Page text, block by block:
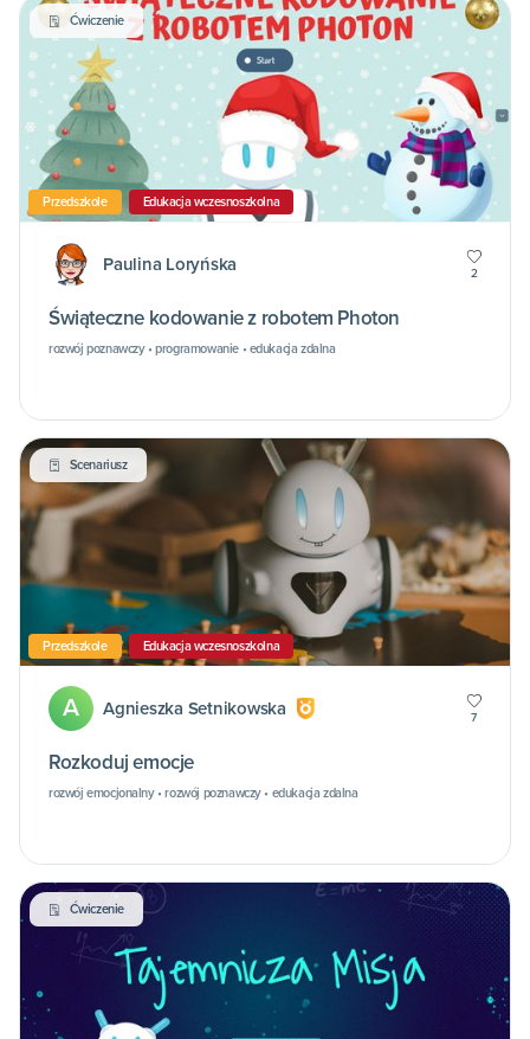
Ćwiczenie
Przedszkole Edukacja wczesnoszkolna
Paulina Loryńska 2
Świąteczne kodowanie z robotem Photon
rozwój poznawczy • programowanie • edukacja zdalna
Scenariusz
Przedszkole Edukacja wczesnoszkolna
A Agnieszka Setnikowska 7
Rozkoduj emocje
rozwój emocjonalny • rozwój poznawczy • edukacja zdalna
Ćwiczenie